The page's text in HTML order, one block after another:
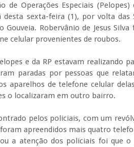
de Operações Especiais
desta sexta-feira (1), por volta das
Gouveia. Robervânio de Jesus
celular provenientes de roubos.
e da RP estavam realizando
paradas por pessoas que
aparelhos de telefone celular
o localizaram em outro bairro.
pelos policiais, com um
apreendidos mais quatro
a atenção dos policiais foi que